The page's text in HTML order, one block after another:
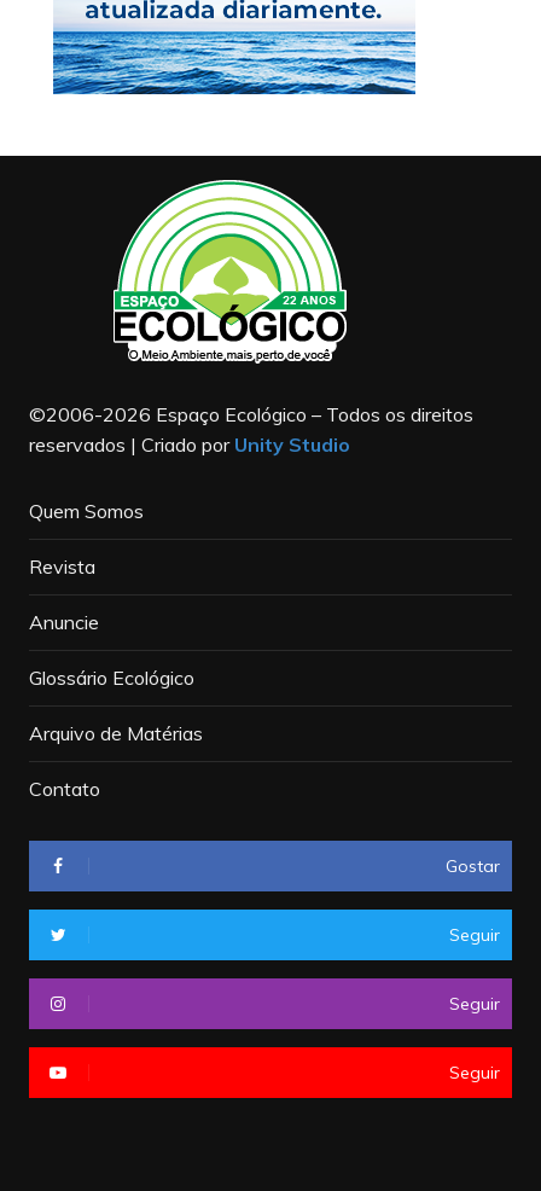
©2006-2026 Espaço Ecológico – Todos os direitos
reservados | Criado por Unity Studio
Quem Somos
Revista
Anuncie
Glossário Ecológico
Arquivo de Matérias
Contato
Gostar
Seguir
Seguir
Seguir